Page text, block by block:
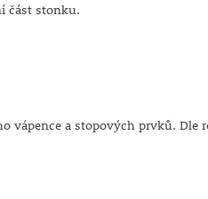
část stonku.
vápence a stopových prvků.